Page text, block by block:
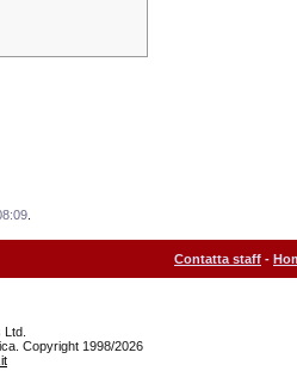
Contatta staff -
Copyright 1998/2026